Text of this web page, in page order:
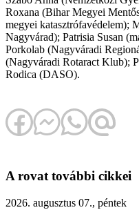
Roxana (Bihar Megyei
megyei katasztrófavédelem);
Nagyvárad); Patrisia Susan
Porkolab (Nagyváradi
(Nagyváradi Rotaract Klub);
Rodica (DASO).
A rovat további cikkei
2026. augusztus 07., péntek